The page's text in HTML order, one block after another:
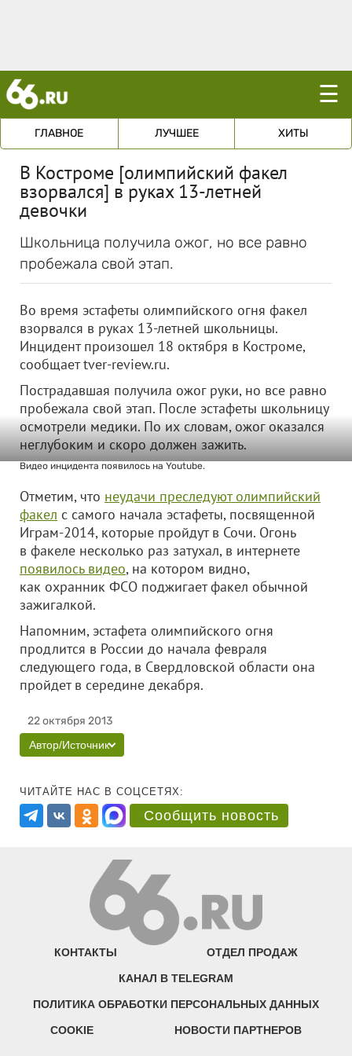
☰
ГЛАВНОЕ ЛУЧШЕЕ ХИТЫ
В Костроме [олимпийский факел
взорвался] в руках 13-летней
девочки
Школьница получила ожог, но все равно
пробежала свой этап.
Во время эстафеты олимпийского огня факел
взорвался в руках 13-летней школьницы.
Инцидент произошел 18 октября в Костроме,
сообщает tver-review.ru.
Пострадавшая получила ожог руки, но все равно
пробежала свой этап. После эстафеты школьницу
осмотрели медики. По их словам, ожог оказался
неглубоким и скоро должен зажить.
Видео инцидента появилось на Youtube.
Отметим, что неудачи преследуют олимпийский
факел с самого начала эстафеты, посвященной
Играм-2014, которые пройдут в Сочи. Огонь
в факеле несколько раз затухал, в интернете
появилось видео, на котором видно,
как охранник ФСО поджигает факел обычной
зажигалкой.
Напомним, эстафета олимпийского огня
продлится в России до начала февраля
следующего года, в Свердловской области она
пройдет в середине декабря.
22 октября 2013
Автор/Источник
ЧИТАЙТЕ НАС В СОЦСЕТЯХ:
Сообщить новость
КОНТАКТЫ ОТДЕЛ ПРОДАЖ
КАНАЛ В TELEGRAM
ПОЛИТИКА ОБРАБОТКИ ПЕРСОНАЛЬНЫХ ДАННЫХ
COOKIE НОВОСТИ ПАРТНЕРОВ